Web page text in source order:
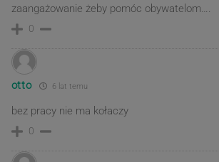
zaangażowanie żeby pomóc obywatelom….
0
otto 6 lat temu
bez pracy nie ma kołaczy
0